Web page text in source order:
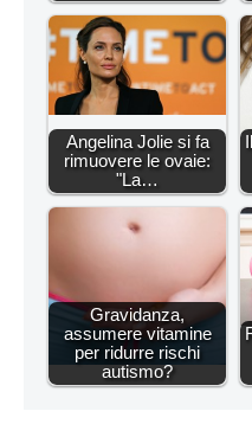
Angelina Jolie si fa
rimuovere le ovaie:
"La…
Gravidanza,
assumere vitamine
per ridurre rischi
autismo?